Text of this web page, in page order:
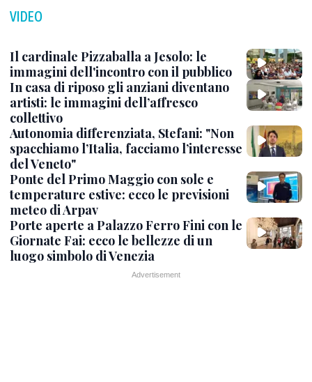
VIDEO
Il cardinale Pizzaballa a Jesolo: le
immagini dell'incontro con il pubblico
In casa di riposo gli anziani diventano
artisti: le immagini dell’affresco
collettivo
Autonomia differenziata, Stefani: "Non
spacchiamo l’Italia, facciamo l’interesse
del Veneto"
Ponte del Primo Maggio con sole e
temperature estive: ecco le previsioni
meteo di Arpav
Porte aperte a Palazzo Ferro Fini con le
Giornate Fai: ecco le bellezze di un
luogo simbolo di Venezia